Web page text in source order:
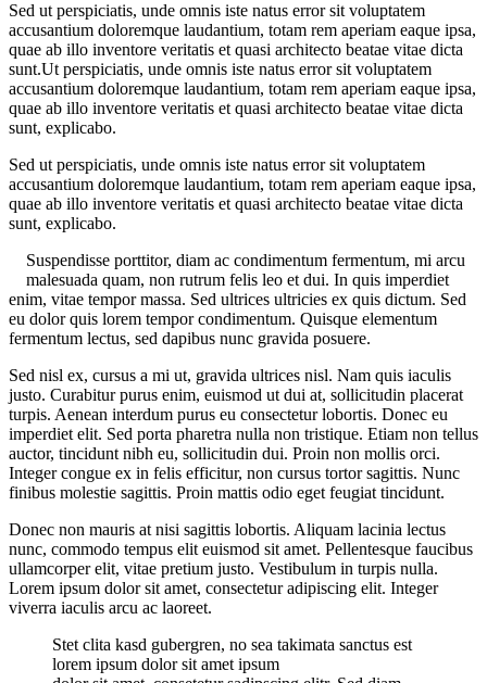
Sed ut perspiciatis, unde omnis iste natus error sit voluptatem
accusantium doloremque laudantium, totam rem aperiam eaque ipsa,
quae ab illo inventore veritatis et quasi architecto beatae vitae dicta
sunt.Ut perspiciatis, unde omnis iste natus error sit voluptatem
accusantium doloremque laudantium, totam rem aperiam eaque ipsa,
quae ab illo inventore veritatis et quasi architecto beatae vitae dicta
sunt, explicabo.
Sed ut perspiciatis, unde omnis iste natus error sit voluptatem
accusantium doloremque laudantium, totam rem aperiam eaque ipsa,
quae ab illo inventore veritatis et quasi architecto beatae vitae dicta
sunt, explicabo.
Suspendisse porttitor, diam ac condimentum fermentum, mi arcu
malesuada quam, non rutrum felis leo et dui. In quis imperdiet
enim, vitae tempor massa. Sed ultrices ultricies ex quis dictum. Sed
eu dolor quis lorem tempor condimentum. Quisque elementum
fermentum lectus, sed dapibus nunc gravida posuere.
Sed nisl ex, cursus a mi ut, gravida ultrices nisl. Nam quis iaculis
justo. Curabitur purus enim, euismod ut dui at, sollicitudin placerat
turpis. Aenean interdum purus eu consectetur lobortis. Donec eu
imperdiet elit. Sed porta pharetra nulla non tristique. Etiam non tellus
auctor, tincidunt nibh eu, sollicitudin dui. Proin non mollis orci.
Integer congue ex in felis efficitur, non cursus tortor sagittis. Nunc
finibus molestie sagittis. Proin mattis odio eget feugiat tincidunt.
Donec non mauris at nisi sagittis lobortis. Aliquam lacinia lectus
nunc, commodo tempus elit euismod sit amet. Pellentesque faucibus
ullamcorper elit, vitae pretium justo. Vestibulum in turpis nulla.
Lorem ipsum dolor sit amet, consectetur adipiscing elit. Integer
viverra iaculis arcu ac laoreet.
Stet clita kasd gubergren, no sea takimata sanctus est
lorem ipsum dolor sit amet ipsum